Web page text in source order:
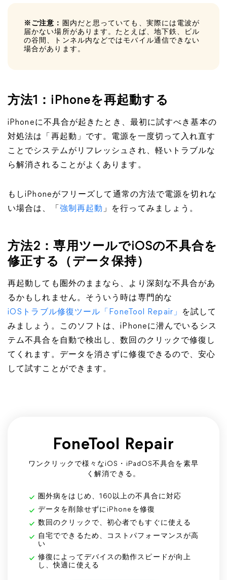
※ご注意： 圏内だと思っていても、実際には電波が
届かない場所があります。たとえば、地下鉄、ビル
の谷間、トンネル内などではモバイル通信できない
場合があります。
方法1：iPhoneを再起動する
iPhoneに不具合が起きたとき、最初に試すべき基本の
対処法は「再起動」です。電源を一度切って入れ直す
ことでシステムがリフレッシュされ、軽いトラブルな
ら解消されることがよくあります。
もしiPhoneがフリーズして通常の方法で電源を切れな
い場合は、「 強制再起動 」を行ってみましょう。
方法2：専用ツールでiOSの不具合を
修正する（データ保持）
再起動しても圏外のままなら、より深刻な不具合があ
るかもしれません。そういう時は専門的な
iOSトラブル修復ツール「FoneTool Repair」
を試して
みましょう。このソフトは、iPhoneに潜んでいるシス
テム不具合を自動で検出し、数回のクリックで修復し
てくれます。データを消さずに修復できるので、安心
して試すことができます。
FoneTool Repair
ワンクリックで様々なiOS・iPadOS不具合を素早
く解消できる。
圏外病をはじめ、160以上の不具合に対応
データを削除せずにiPhoneを修復
数回のクリックで、初心者でもすぐに使える
自宅でできるため、コストパフォーマンスが高
い
修復によってデバイスの動作スピードが向上
し、快適に使える